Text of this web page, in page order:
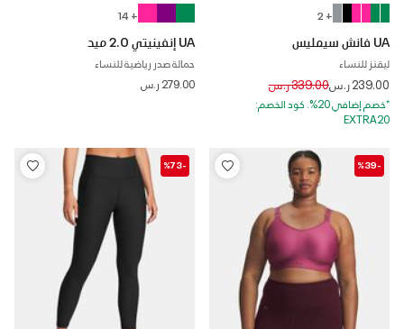
+ 2
UA فانش سيمليس
ليقنز للنساء
239.00 ر.س Price reduced from
339.00 ر.س to
*خصم إضافي 20%. كود الخصم:
EXTRA20
+ 14
UA إنفينيتي 2.0 ميد
حمالة صدر رياضية للنساء
279.00 ر.س
-%39
-%73